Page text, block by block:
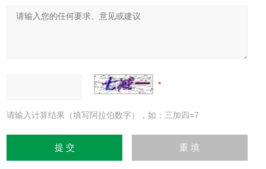
请输入计算结果（填写阿拉伯数字），如：三加四=7